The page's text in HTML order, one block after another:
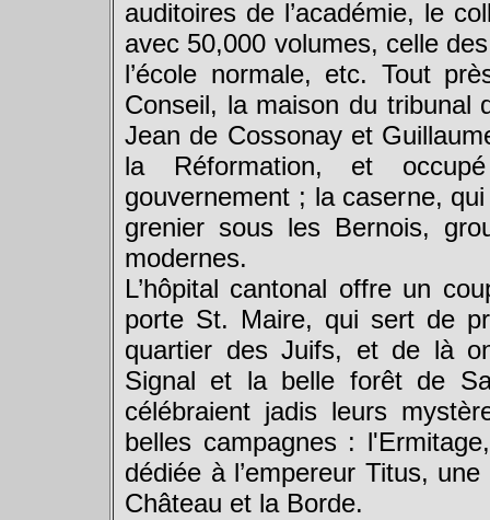
auditoires de l’académie, le
avec 50,000 volumes, celle
l’école normale, etc. Tout
Conseil, la maison du tribunal
Jean de Cossonay et
la Réformation, et
gouvernement ; la caserne,
grenier sous les Bernois,
modernes.
L’hôpital cantonal offre un
porte St. Maire, qui sert de
quartier des Juifs, et de là
Signal et la belle forêt de
célébraient jadis leurs
belles campagnes :
dédiée à l’empereur Titus,
Château et la Borde.